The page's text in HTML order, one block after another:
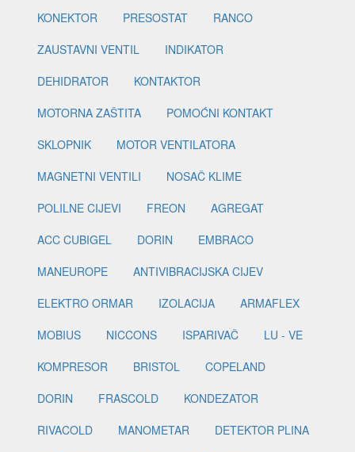
KONEKTOR
PRESOSTAT
RANCO
ZAUSTAVNI VENTIL
INDIKATOR
DEHIDRATOR
KONTAKTOR
MOTORNA ZAŠTITA
POMOĆNI KONTAKT
SKLOPNIK
MOTOR VENTILATORA
MAGNETNI VENTILI
NOSAČ KLIME
POLILNE CIJEVI
FREON
AGREGAT
ACC CUBIGEL
DORIN
EMBRACO
MANEUROPE
ANTIVIBRACIJSKA CIJEV
ELEKTRO ORMAR
IZOLACIJA
ARMAFLEX
MOBIUS
NICCONS ISPARIVAČ
LU - VE
KOMPRESOR
BRISTOL
COPELAND
DORIN
FRASCOLD
KONDEZATOR
RIVACOLD
MANOMETAR
DETEKTOR PLINA